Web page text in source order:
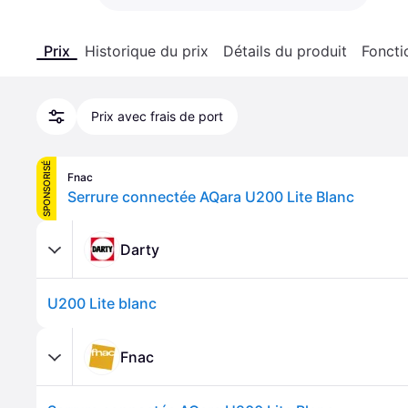
Prix Historique du prix Détails du produit
Prix avec frais de port
SPONSORISÉ Fnac
Serrure connectée AQara U200 Lite Blanc
Darty
U200 Lite blanc
Fnac